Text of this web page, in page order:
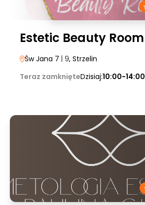
Estetic Beauty Room
Św Jana 7 | 9, Strzelin
Teraz zamknięteDzisiaj:10:00-14:00